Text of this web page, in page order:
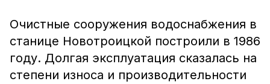
Очистные сооружения водоснабжения в
станице Новотроицкой построили в 1986
году. Долгая эксплуатация сказалась на
степени износа и производительности